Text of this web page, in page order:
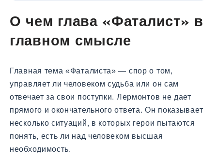
О чем глава «Фаталист» в
главном смысле
Главная тема «Фаталиста» — спор о том,
управляет ли человеком судьба или он сам
отвечает за свои поступки. Лермонтов не дает
прямого и окончательного ответа. Он показывает
несколько ситуаций, в которых герои пытаются
понять, есть ли над человеком высшая
необходимость.